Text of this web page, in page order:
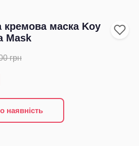
кремова маска Koy
Mask
грн
наявність